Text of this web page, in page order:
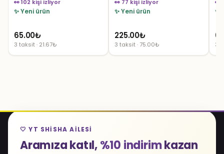
👀 102 kişi izliyor
✨ Yeni ürün
65.00₺
3 taksit · 21.67₺
👀 77 kişi izliyor
✨ Yeni ürün
225.00₺
3 taksit · 75.00₺
👀
✨
3
🤍 YT SHISHA AILESI
Aramıza katıl,%10 indirimkazan